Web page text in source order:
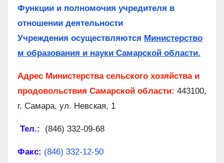
Функции и полномочия учредителя в
отношении деятельности
Учреждения осуществляются Министерство
м образования и науки Самарской области.
Адрес Министерства сельского хозяйства и
продовольствия Самарской области: 443100,
г. Самара, ул. Невская, 1
Тел.: (846) 332-09-68
Факс: (846) 332-12-50